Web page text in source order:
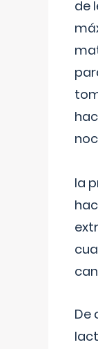
de
la
De